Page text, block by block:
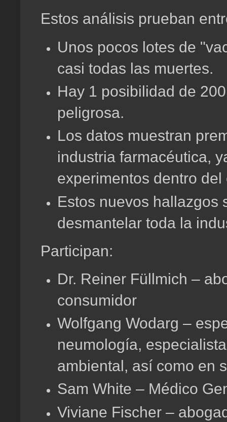
Estos análisis prueban
Unos pocos lotes de
casi todas las muertes.
Hay 1 posibilidad de
peligrosa.
Los datos muestran
industria farmacéutica,
experimentos dentro
Estos nuevos hallazgos
desmantelar toda la
Participan:
Dr. Reiner Füllmich –
consumidor
Wolfgang Wodarg –
neumología,
ambiental, así como en
Sam White – Médico
Viviane Fischer –